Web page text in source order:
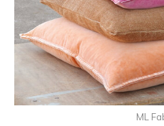
ML